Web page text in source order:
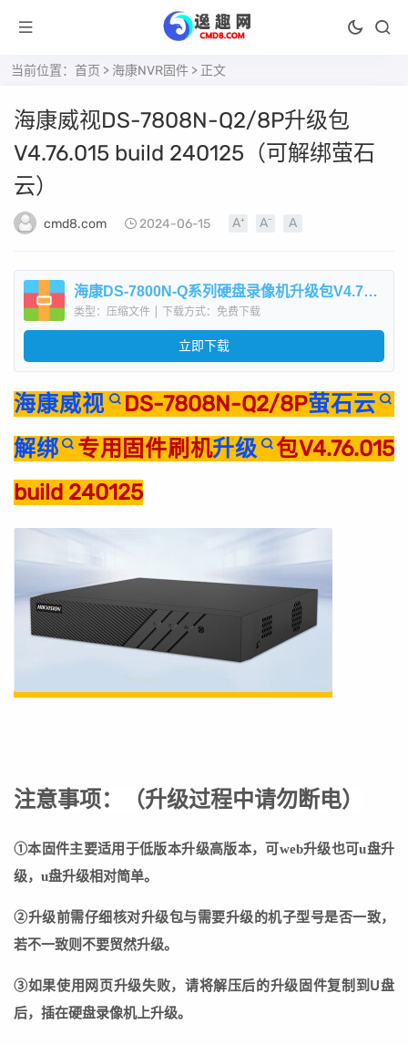
当前位置： 首页 > 海康NVR固件 > 正文
海康威视DS-7808N-Q2/8P升级包
V4.76.015 build 240125（可解绑萤石
云）
cmd8.com 2024-06-15
海康DS-7800N-Q系列硬盘录像机升级包V4.76.015 build 240125.zip
类型：压缩文件 下载方式：免费下载
立即下载
海康威视 DS-7808N-Q2/8P萤石云
解绑
专用固件刷机升级
包V4.76.015
build 240125
注意事项： （升级过程中请勿断电）
①本固件主要适用于低版本升级高版本，可web升级也可u盘升
级，u盘升级相对简单。
②升级前需仔细核对升级包与需要升级的机子型号是否一致，
若不一致则不要贸然升级。
③如果使用网页升级失败，请将解压后的升级固件复制到U盘
后，插在硬盘录像机上升级。